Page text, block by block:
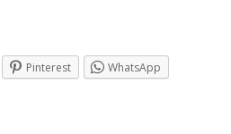
Pinterest
WhatsApp